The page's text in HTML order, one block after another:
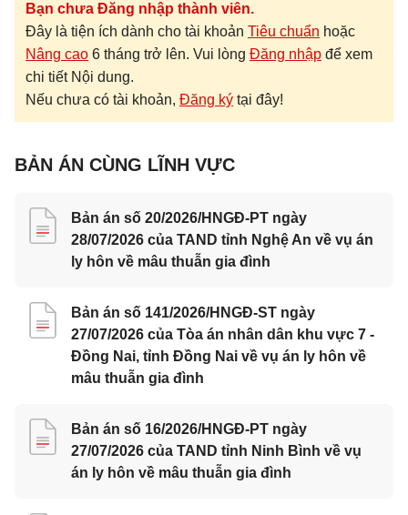
Bạn chưa Đăng nhập thành viên.
Đây là tiện ích dành cho tài khoản Tiêu chuẩn hoặc
Nâng cao 6 tháng trở lên. Vui lòng Đăng nhập để xem
chi tiết Nội dung.
Nếu chưa có tài khoản, Đăng ký tại đây!
BẢN ÁN CÙNG LĨNH VỰC
Bản án số 20/2026/HNGĐ-PT ngày
28/07/2026 của TAND tỉnh Nghệ An về vụ án
ly hôn về mâu thuẫn gia đình
Bản án số 141/2026/HNGĐ-ST ngày
27/07/2026 của Tòa án nhân dân khu vực 7 -
Đồng Nai, tỉnh Đồng Nai về vụ án ly hôn về
mâu thuẫn gia đình
Bản án số 16/2026/HNGĐ-PT ngày
27/07/2026 của TAND tỉnh Ninh Bình về vụ
án ly hôn về mâu thuẫn gia đình